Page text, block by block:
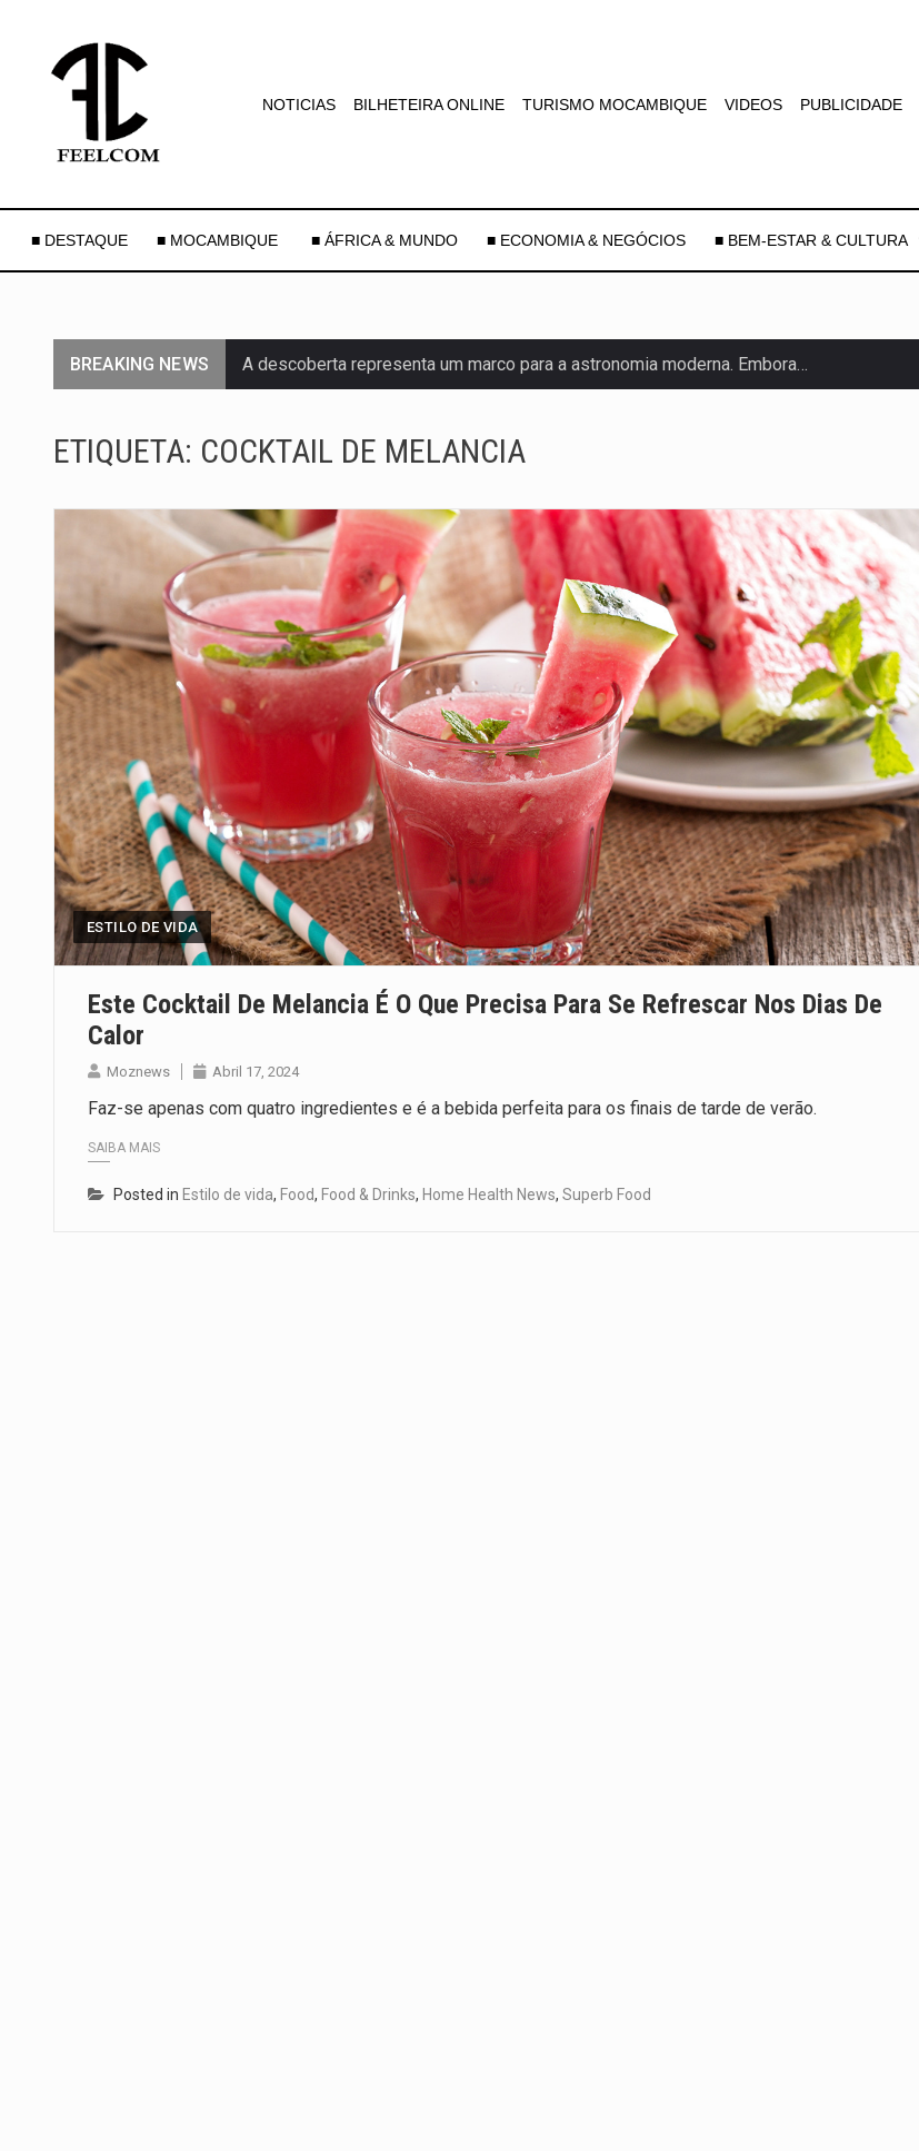
NOTICIAS BILHETEIRA ONLINE TURISMO MOCAMBIQUE VIDEOS PUBLICIDADE
■ DESTAQUE ■ MOCAMBIQUE ■ ÁFRICA & MUNDO ■ ECONOMIA & NEGÓCIOS ■ BEM-ESTAR & CULTURA
BREAKING NEWS A descoberta representa um marco para a astronomia moderna. Embora…
De acordo com as autoridades de saúde da Faixa de…
Um dos casos mais graves envolveu a residência de Sam…
A cidade de Bunia, capital da província de Ituri, tornou-se…
O pagamento marca o desfecho de um dos processos mais…
O programa, cuja implementação está prevista entre abril de 2026…
A nova legislação estabelece um prazo de 180 dias para…
O Departamento de Estado norte-americano confirmou que cidadãos dos Estados…
A final coloca frente a frente duas equipas que chegaram…
ETIQUETA: COCKTAIL DE MELANCIA
ESTILO DE VIDA
Este Cocktail De Melancia É O Que Precisa Para Se Refrescar Nos Dias De
Calor
Moznews Abril 17, 2024
Faz-se apenas com quatro ingredientes e é a bebida perfeita para os finais de tarde de verão.
SAIBA MAIS
Posted in Estilo de vida, Food, Food & Drinks, Home Health News, Superb Food